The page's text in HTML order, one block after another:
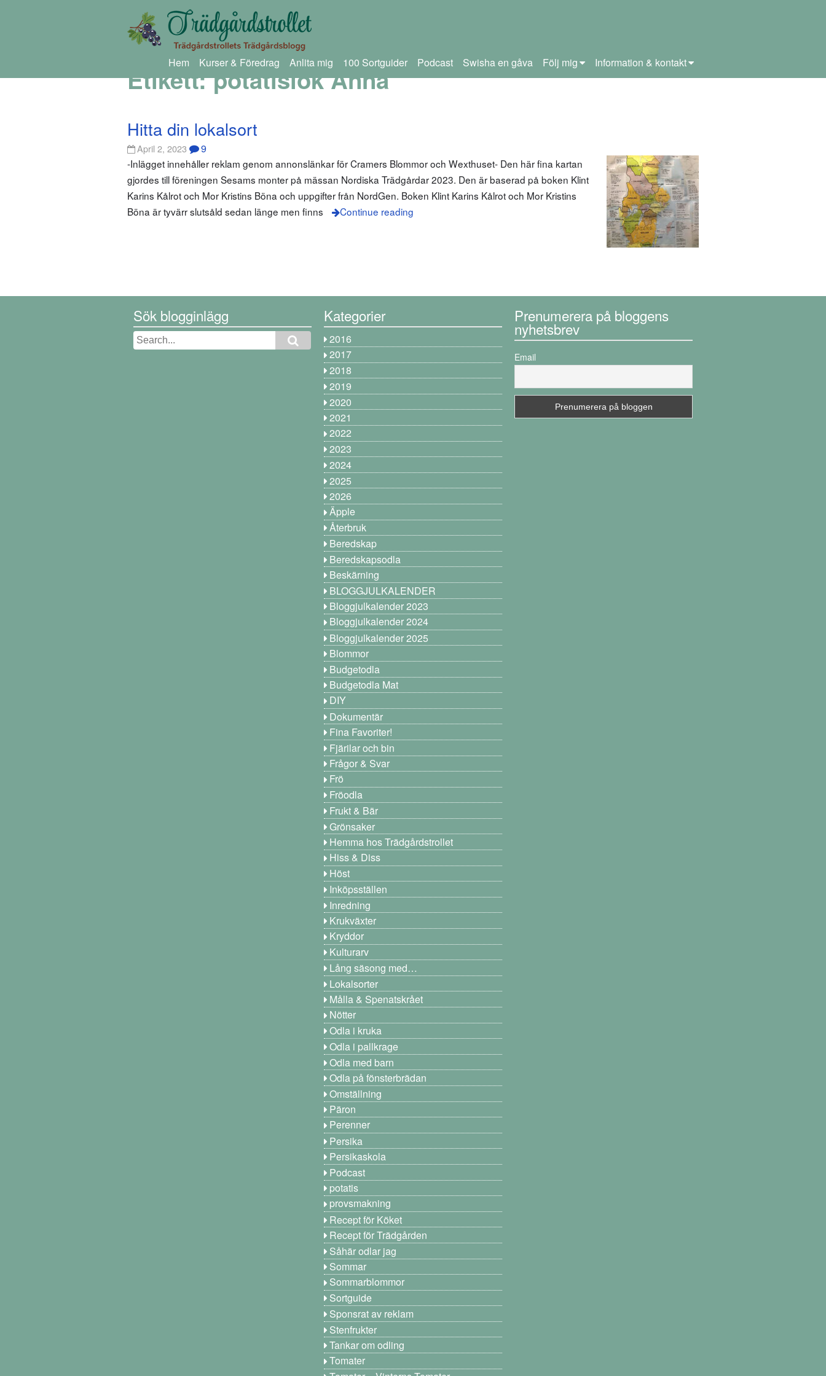
Hem Kurser & Föredrag Anlita mig 100 Sortguider Podcast Swisha en gåva Följ mig Information & kontakt
Etikett:potatislök Anna
Hitta din lokalsort
April 2, 2023 9
-Inlägget innehåller reklam genom annonslänkar för Cramers Blommor och Wexthuset- Den här fina kartan
gjordes till föreningen Sesams monter på mässan Nordiska Trädgårdar 2023. Den är baserad på boken Klint
Karins Kålrot och Mor Kristins Böna och uppgifter från NordGen. Boken Klint Karins Kålrot och Mor Kristins
Böna är tyvärr slutsåld sedan länge men finns
Continue reading
Sök blogginlägg Kategorier
2016
2017
2018
2019
2020
2021
2022
2023
2024
2025
2026
Äpple
Återbruk
Beredskap
Beredskapsodla
Beskärning
BLOGGJULKALENDER
Bloggjulkalender 2023
Bloggjulkalender 2024
Bloggjulkalender 2025
Blommor
Budgetodla
Budgetodla Mat
DIY
Dokumentär
Fina Favoriter!
Fjärilar och bin
Frågor & Svar
Frö
Fröodla
Frukt & Bär
Grönsaker
Hemma hos Trädgårdstrollet
Hiss & Diss
Höst
Inköpsställen
Inredning
Krukväxter
Kryddor
Kulturarv
Lång säsong med…
Lokalsorter
Målla & Spenatskrået
Nötter
Odla i kruka
Odla i pallkrage
Odla med barn
Odla på fönsterbrädan
Omställning
Päron
Perenner
Persika
Persikaskola
Podcast
potatis
provsmakning
Recept för Köket
Recept för Trädgården
Såhär odlar jag
Sommar
Sommarblommor
Sortguide
Sponsrat av reklam
Stenfrukter
Tankar om odling
Tomater
Prenumerera på bloggens
nyhetsbrev
Email